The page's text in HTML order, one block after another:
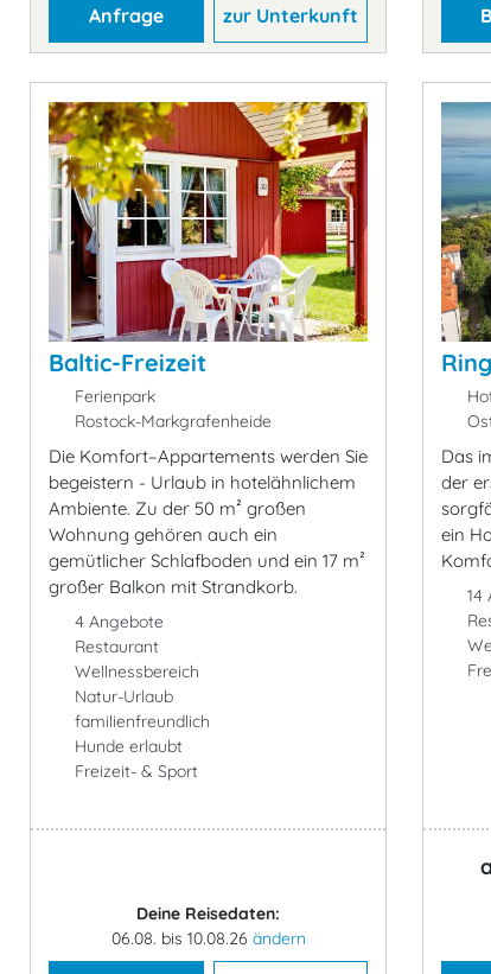
Anfrage zur Unterkunft
Baltic-Freizeit
Ferienpark
Rostock-Markgrafenheide
Die Komfort–Appartements werden Sie
begeistern - Urlaub in hotelähnlichem
Ambiente. Zu der 50 m² großen
Wohnung gehören auch ein
gemütlicher Schlafboden und ein 17 m²
großer Balkon mit Strandkorb.
4 Angebote
Restaurant
Wellnessbereich
Natur-Urlaub
familienfreundlich
Hunde erlaubt
Freizeit- & Sport
Deine Reisedaten:
06.08. bis 10.08.26 ändern
Das
der
ein
14